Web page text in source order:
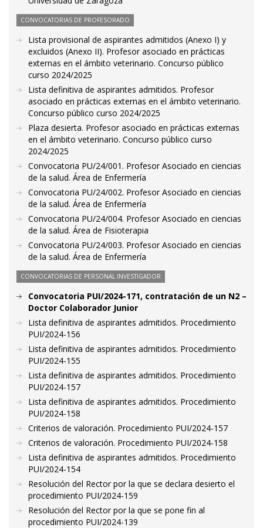
CONVOCATORIAS DE PROFESORADO
Lista provisional de aspirantes admitidos (Anexo I) y
excluidos (Anexo II). Profesor asociado en prácticas
externas en el ámbito veterinario. Concurso público
curso 2024/2025
Lista definitiva de aspirantes admitidos. Profesor
asociado en prácticas externas en el ámbito veterinario.
Concurso público curso 2024/2025
Plaza desierta. Profesor asociado en prácticas externas
en el ámbito veterinario. Concurso público curso
2024/2025
Convocatoria PU/24/001. Profesor Asociado en ciencias
de la salud. Área de Enfermería
Convocatoria PU/24/002. Profesor Asociado en ciencias
de la salud. Área de Enfermería
Convocatoria PU/24/004. Profesor Asociado en ciencias
de la salud. Área de Fisioterapia
Convocatoria PU/24/003. Profesor Asociado en ciencias
de la salud. Área de Enfermería
CONVOCATORIAS DE PERSONAL INVESTIGADOR
Convocatoria PUI/2024-171, contratación de un N2 –
Doctor Colaborador Junior
Lista definitiva de aspirantes admitidos. Procedimiento
PUI/2024-156
Lista definitiva de aspirantes admitidos. Procedimiento
PUI/2024-155
Lista definitiva de aspirantes admitidos. Procedimiento
PUI/2024-157
Lista definitiva de aspirantes admitidos. Procedimiento
PUI/2024-158
Criterios de valoración. Procedimiento PUI/2024-157
Criterios de valoración. Procedimiento PUI/2024-158
Lista definitiva de aspirantes admitidos. Procedimiento
PUI/2024-154
Resolución del Rector por la que se declara desierto el
procedimiento PUI/2024-159
Resolución del Rector por la que se pone fin al
procedimiento PUI/2024-139